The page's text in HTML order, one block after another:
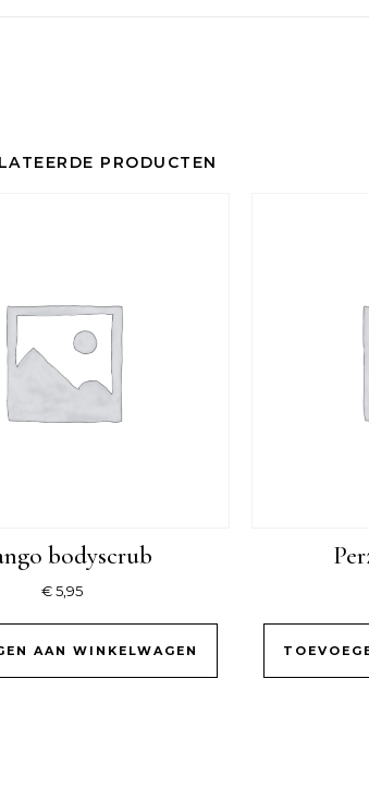
PRODUCTEN
bodyscrub
€5,95
AAN WINKELWAGEN